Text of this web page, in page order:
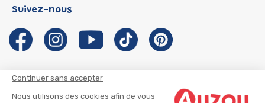
Continuer sans accepter
Nous utilisons des cookies afin de vous
Les Influenceuses
Migali
Petite Taupe
Notre histoire
Auzou s'engage
Auteurs et illustrateurs Auzou
Suivez-nous